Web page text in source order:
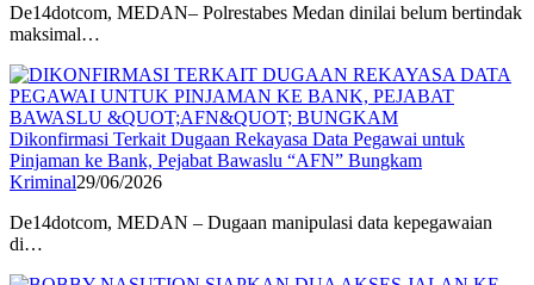
De14dotcom, MEDAN– Polrestabes Medan dinilai belum bertindak
maksimal…
Dikonfirmasi Terkait Dugaan Rekayasa Data Pegawai untuk
Pinjaman ke Bank, Pejabat Bawaslu “AFN” Bungkam
Kriminal29/06/2026
De14dotcom, MEDAN – Dugaan manipulasi data kepegawaian
di…